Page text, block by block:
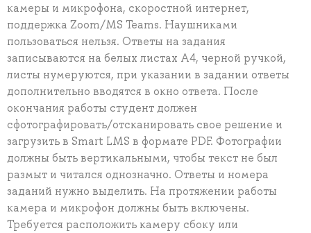
камеры и микрофона, скоростной интернет,
поддержка Zoom/MS Teams. Наушниками
пользоваться нельзя. Ответы на задания
записываются на белых листах А4, черной ручкой,
листы нумеруются, при указании в задании ответы
дополнительно вводятся в окно ответа. После
окончания работы студент должен
сфотографировать/отсканировать свое решение и
загрузить в Smart LMS в формате PDF. Фотографии
должны быть вертикальными, чтобы текст не был
размыт и читался однозначно. Ответы и номера
заданий нужно выделить. На протяжении работы
камера и микрофон должны быть включены.
Требуется расположить камеру сбоку или